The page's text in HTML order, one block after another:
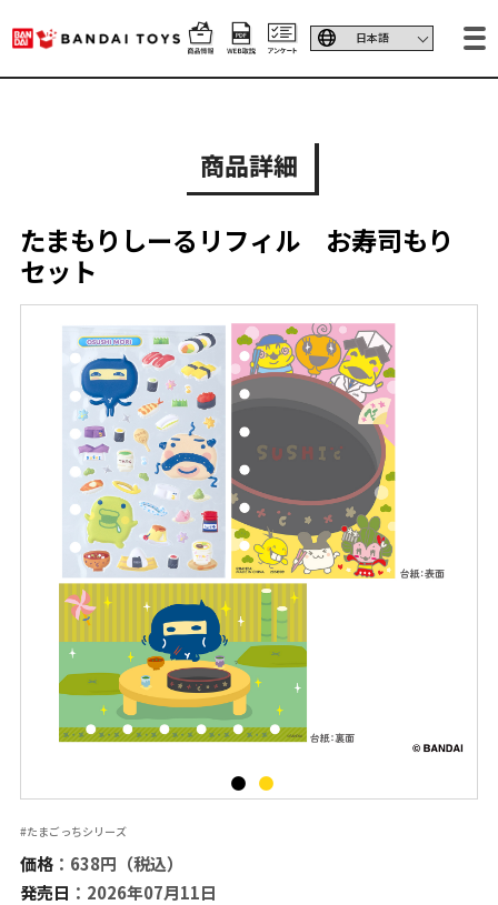
商品詳細
たまもりしーるリフィル お寿司もり
セット
#たまごっちシリーズ
価格：638円（税込）
発売日 ：2026年07月11日